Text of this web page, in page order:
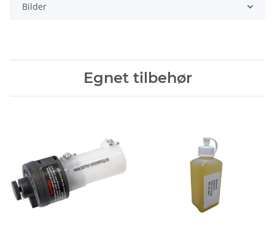
Bilder
Egnet tilbehør